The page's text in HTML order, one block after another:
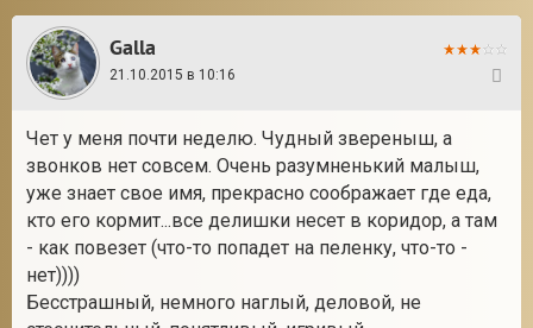
Galla
21.10.2015 в 10:16
Чет у меня почти неделю. Чудный звереныш, а
звонков нет совсем. Очень разумненький малыш,
уже знает свое имя, прекрасно соображает где еда,
кто его кормит...все делишки несет в коридор, а там
- как повезет (что-то попадет на пеленку, что-то -
нет))))
Бесстрашный, немного наглый, деловой, не